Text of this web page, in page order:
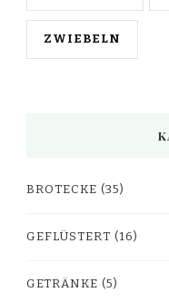
ZWIEBELN
BROTECKE (35)
GEFLÜSTERT (16)
GETRÄNKE (5)